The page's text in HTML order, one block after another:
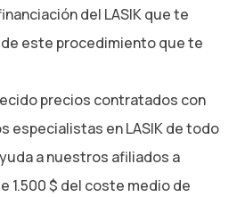
del LASIK que te
este procedimiento que te
precios contratados con
especialistas en LASIK de todo
a nuestros afiliados a
1.500 $ del coste medio de